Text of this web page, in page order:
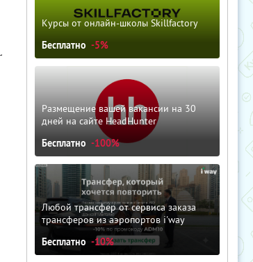
Курсы от онлайн-школы Skillfactory
Бесплатно -5%
Размещение вашей вакансии на 30
дней на сайте HeadHunter
Бесплатно -100%
Любой трансфер от сервиса заказа
трансферов из аэропортов i'way
Бесплатно -10%